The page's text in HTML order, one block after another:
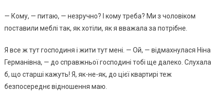
— Кому, — питаю, — незручно? І кому треба? Ми з чоловіком
поставили меблі так, як хотіли, як я вважала за потрібне.
Я все ж тут господиня і жити тут мені. — Ой, — відмахнулася Ніна
Германівна, — до справжньої господині тобі ще далеко. Слухала
б, що старші кажуть! Я, як-не-як, до цієї квартирі теж
безпосереднє відношення маю.